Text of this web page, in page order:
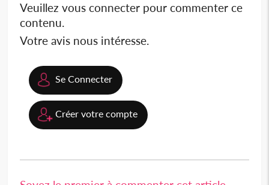
Veuillez vous connecter pour commenter ce
contenu.
Votre avis nous intéresse.
Se Connecter
Créer votre compte